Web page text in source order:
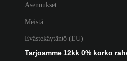
Asennukset
Meistä
Evästekäytäntö (EU)
Tarjoamme 12kk 0% korko